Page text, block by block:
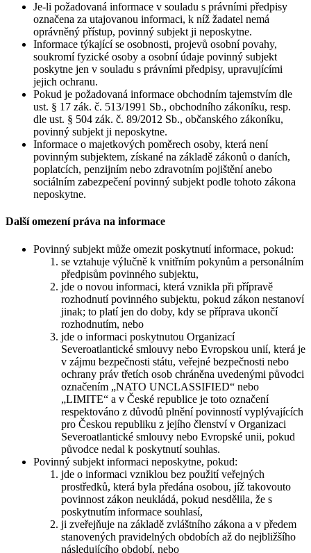
Je-li požadovaná informace v souladu s právními předpisy
označena za utajovanou informaci, k níž žadatel nemá
oprávněný přístup, povinný subjekt ji neposkytne.
Informace týkající se osobnosti, projevů osobní povahy,
soukromí fyzické osoby a osobní údaje povinný subjekt
poskytne jen v souladu s právními předpisy, upravujícími
jejich ochranu.
Pokud je požadovaná informace obchodním tajemstvím dle
ust. § 17 zák. č. 513/1991 Sb., obchodního zákoníku, resp.
dle ust. § 504 zák. č. 89/2012 Sb., občanského zákoníku,
povinný subjekt ji neposkytne.
Informace o majetkových poměrech osoby, která není
povinným subjektem, získané na základě zákonů o daních,
poplatcích, penzijním nebo zdravotním pojištění anebo
sociálním zabezpečení povinný subjekt podle tohoto zákona
neposkytne.
Další omezení práva na informace
Povinný subjekt může omezit poskytnutí informace, pokud:
se vztahuje výlučně k vnitřním pokynům a personálním
předpisům povinného subjektu,
jde o novou informaci, která vznikla při přípravě
rozhodnutí povinného subjektu, pokud zákon nestanoví
jinak; to platí jen do doby, kdy se příprava ukončí
rozhodnutím, nebo
jde o informaci poskytnutou Organizací
Severoatlantické smlouvy nebo Evropskou unií, která je
v zájmu bezpečnosti státu, veřejné bezpečnosti nebo
ochrany práv třetích osob chráněna uvedenými původci
označením „NATO UNCLASSIFIED“ nebo
„LIMITE“ a v České republice je toto označení
respektováno z důvodů plnění povinností vyplývajících
pro Českou republiku z jejího členství v Organizaci
Severoatlantické smlouvy nebo Evropské unii, pokud
původce nedal k poskytnutí souhlas.
Povinný subjekt informaci neposkytne, pokud:
jde o informaci vzniklou bez použití veřejných
prostředků, která byla předána osobou, jíž takovouto
povinnost zákon neukládá, pokud nesdělila, že s
poskytnutím informace souhlasí,
ji zveřejňuje na základě zvláštního zákona a v předem
stanovených pravidelných obdobích až do nejbližšího
následujícího období, nebo